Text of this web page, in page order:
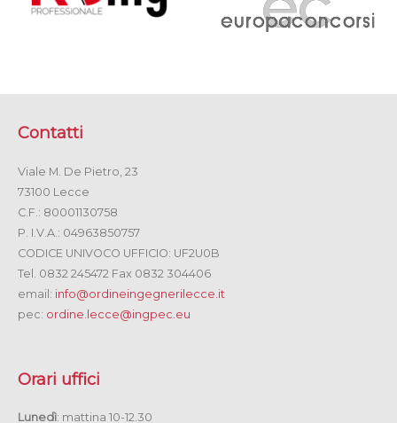
Contatti
Viale M. De Pietro, 23
73100 Lecce
C.F.: 80001130758
P. I.V.A.: 04963850757
CODICE UNIVOCO UFFICIO: UF2U0B
Tel. 0832 245472 Fax 0832 304406
email: info@ordineingegnerilecce.it
pec: ordine.lecce@ingpec.eu
Orari uffici
Lunedì: mattina 10-12.30